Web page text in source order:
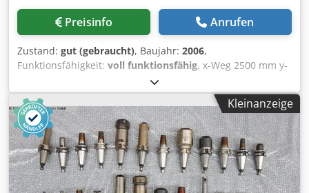
Preisinfo Anrufen
Zustand: gut (gebraucht), Baujahr: 2006,
Funktionsfähigkeit: voll funktionsfähig, x-Weg 2500 mm y-
Weg 920 mm z-Weg 820 mm Steuerung Heidenhain iTNC
530 Tischfläche 3100 x 900 mm Tischbelastung 3,0 t
Werkzeugaufnahme HSK-A63 Spindeldrehzahlen 20 -
18000 U/min Eilgang (X,Y,Z) 100 / 60 / 60 m/min
Hauptmotor (S1/S6) 35 / 25 kW Dcedpfxjzclwls Ag Ujk
Gesamtleistungsbedarf 92 kVA Maschinengewicht ca.25,6 t
Raumbedarf ca. 10,3 x 6,2 x 3,3 m Betriebsstunden: 113475
Spindelstunden: 58183 (Stand Juni 2026) * 4-Achsen
Kleinanzeige